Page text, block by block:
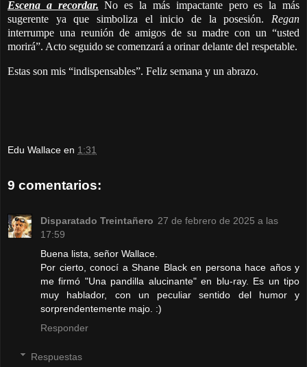
Escena a recordar. No es la más impactante pero es la más
sugerente ya que simboliza el inicio de la posesión. Regan
interrumpe una reunión de amigos de su madre con un “usted
morirá”. Acto seguido se comenzará a orinar delante del respetable.
Estas son mis “indispensables”. Feliz semana y un abrazo.
Edu Wallace en 1:31
9 comentarios:
Disparatado Treintañero 27 de febrero de 2025 a las
17:59
Buena lista, señor Wallace.
Por cierto, conocí a Shane Black en persona hace años y
me firmó "Una pandilla alucinante" en blu-ray. Es un tipo
muy hablador, con un peculiar sentido del humor y
sorprendentemente majo. :)
Responder
Respuestas